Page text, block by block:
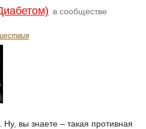
в сообществе
вы знаете – такая противная